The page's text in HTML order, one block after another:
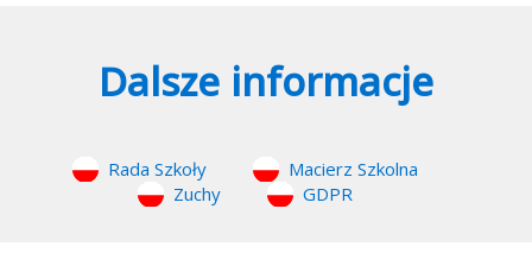
Dalsze informacje
Rada Szkoły
Macierz Szkolna
Zuchy
GDPR